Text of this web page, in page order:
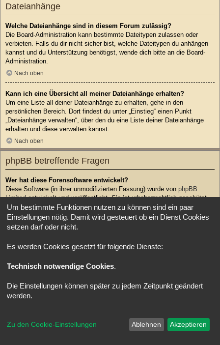
Dateianhänge
Welche Dateianhänge sind in diesem Forum zulässig?
Die Board-Administration kann bestimmte Dateitypen zulassen oder
verbieten. Falls du dir nicht sicher bist, welche Dateitypen du anhängen
kannst und du Unterstützung benötigst, wende dich bitte an die Board-
Administration.
Nach oben
Kann ich eine Übersicht all meiner Dateianhänge erhalten?
Um eine Liste all deiner Dateianhänge zu erhalten, gehe in den
persönlichen Bereich. Dort findest du unter „Einstieg“ einen Punkt
„Dateianhänge verwalten“, über den du eine Liste deiner Dateianhänge
erhalten und diese verwalten kannst.
Nach oben
phpBB betreffende Fragen
Wer hat diese Forensoftware entwickelt?
Diese Software (in ihrer unmodifizierten Fassung) wurde von phpBB
Limitedentwickelt und veröffentlicht. Sie ist urheberrechtlich geschützt.
Sie wurde unter der GNU General Public License, Version 2 (GPL-2.0)
veröffentlicht und kann frei vertrieben werden. Weitere Details findest du
auf der Seite von phpBB Limited
Nach oben
Warum ist Funktion x oder y nicht enthalten?
dass eine Funktion implementiert werden sollte, dann besuchephpBB
, wo du deine Stimme für bestehende Vorschläge abgeben oder
An wen soll ich mich wenden, falls es Beschwerden oder juristische
Um bestimmte Funktionen nutzen zu können sind ein paar
Einstellungen nötig. Damit wird gesteuert ob ein Dienst Cookies
setzen darf oder nicht.
Es werden Cookies gesetzt für folgende Dienste:
Technisch notwendige Cookies.
Die Einstellungen können später zu jedem Zeitpunkt geändert
werden.
Zu den Cookie-Einstellungen Ablehnen Akzeptieren